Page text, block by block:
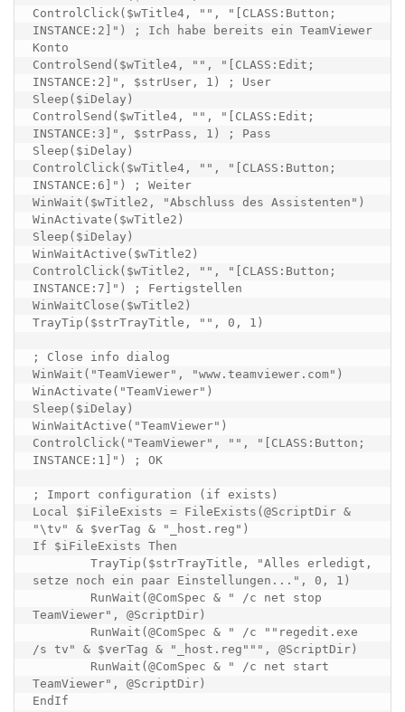
ControlClick($wTitle4, "", "[CLASS:Button;
INSTANCE:2]") ; Ich habe bereits ein TeamViewer
Konto
ControlSend($wTitle4, "", "[CLASS:Edit;
INSTANCE:2]", $strUser, 1) ; User
Sleep($iDelay)
ControlSend($wTitle4, "", "[CLASS:Edit;
INSTANCE:3]", $strPass, 1) ; Pass
Sleep($iDelay)
ControlClick($wTitle4, "", "[CLASS:Button;
INSTANCE:6]") ; Weiter
WinWait($wTitle2, "Abschluss des Assistenten")
WinActivate($wTitle2)
Sleep($iDelay)
WinWaitActive($wTitle2)
ControlClick($wTitle2, "", "[CLASS:Button;
INSTANCE:7]") ; Fertigstellen
WinWaitClose($wTitle2)
TrayTip($strTrayTitle, "", 0, 1)
; Close info dialog
WinWait("TeamViewer", "www.teamviewer.com")
WinActivate("TeamViewer")
Sleep($iDelay)
WinWaitActive("TeamViewer")
ControlClick("TeamViewer", "", "[CLASS:Button;
INSTANCE:1]") ; OK
; Import configuration (if exists)
Local $iFileExists = FileExists(@ScriptDir &
"\tv" & $verTag & "_host.reg")
If $iFileExists Then
setze noch ein paar Einstellungen...", 0, 1)
TeamViewer", @ScriptDir)
/s tv" & $verTag & "_host.reg""", @ScriptDir)
TeamViewer", @ScriptDir)
EndIf